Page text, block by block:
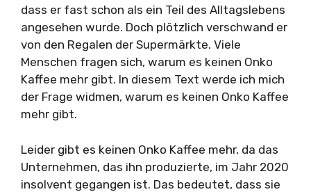
dass er fast schon als ein Teil des Alltagslebens
angesehen wurde. Doch plötzlich verschwand er
von den Regalen der Supermärkte. Viele
Menschen fragen sich, warum es keinen Onko
Kaffee mehr gibt. In diesem Text werde ich mich
der Frage widmen, warum es keinen Onko Kaffee
mehr gibt.
Leider gibt es keinen Onko Kaffee mehr, da das
Unternehmen, das ihn produzierte, im Jahr 2020
insolvent gegangen ist. Das bedeutet, dass sie